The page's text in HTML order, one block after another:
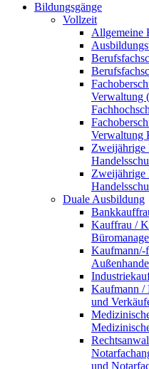
Bildungsgänge
Vollzeit
Allgemeine
Verwaltung
Verwaltung
Zweijährige
Zweijährige
Duale Ausbildung
Kauffrau /
Kaufmann/-
Kaufmann /
und
und